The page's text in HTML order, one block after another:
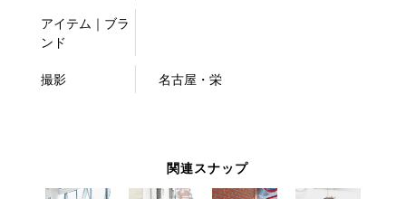
アイテム｜ブラ
ンド
撮影 名古屋・栄
関連スナップ